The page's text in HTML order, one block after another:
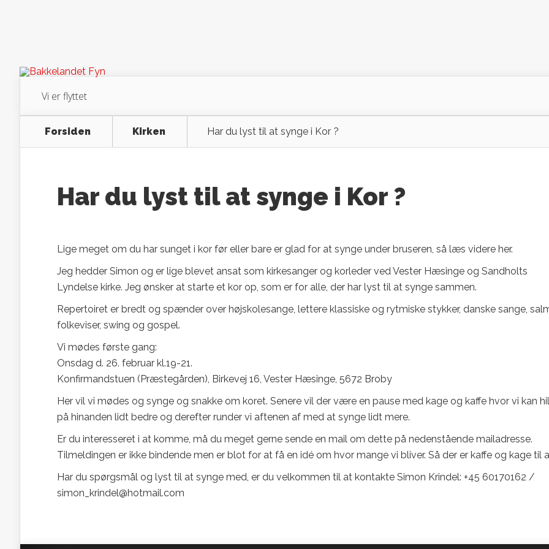
Vi er flyttet
Forsiden Kirken Har du lyst til at synge i Kor ?
Har du lyst til at synge i Kor ?
Lige meget om du har sunget i kor før eller bare er glad for at synge under bruseren, så læs videre her.
Jeg hedder Simon og er lige blevet ansat som kirkesanger og korleder ved Vester Hæsinge og Sandholts
Lyndelse kirke. Jeg ønsker at starte et kor op, som er for alle, der har lyst til at synge sammen.
Repertoiret er bredt og spænder over højskolesange, lettere klassiske og rytmiske stykker, danske sange,
folkeviser, swing og gospel.
Vi mødes første gang:
Onsdag d. 26. februar kl.19-21.
Konfirmandstuen (Præstegården), Birkevej 16, Vester Hæsinge, 5672 Broby
Her vil vi mødes og synge og snakke om koret. Senere vil der være en pause med kage og kaffe hvor vi kan
på hinanden lidt bedre og derefter runder vi aftenen af med at synge lidt mere.
Er du interesseret i at komme, må du meget gerne sende en mail om dette på nedenstående mailadresse.
Tilmeldingen er ikke bindende men er blot for at få en idé om hvor mange vi bliver. Så der er kaffe og kage til
Har du spørgsmål og lyst til at synge med, er du velkommen til at kontakte Simon Krindel: +45 60170162 /
simon_krindel@hotmail.com